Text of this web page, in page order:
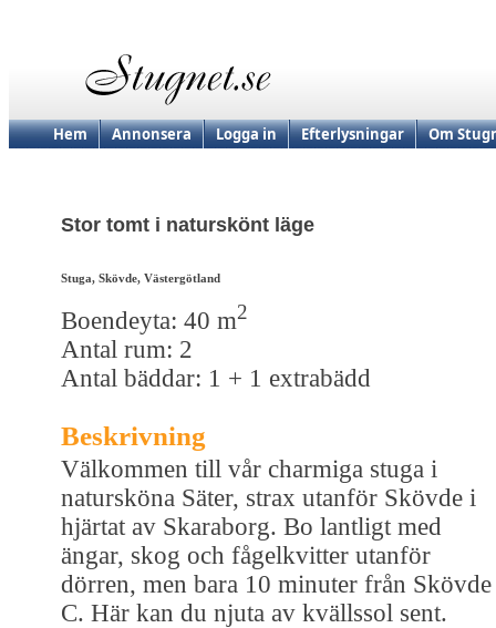
Hem Annonsera Logga in Efterlysningar Om
Stor tomt i naturskönt läge
Stuga, Skövde, Västergötland
Boendeyta: 40 m2
Antal rum: 2
Antal bäddar: 1 + 1 extrabädd
Beskrivning
Välkommen till vår charmiga stuga i
natursköna Säter, strax utanför Skövde i
hjärtat av Skaraborg. Bo lantligt med
ängar, skog och fågelkvitter utanför
dörren, men bara 10 minuter från Skövde
C. Här kan du njuta av kvällssol sent.